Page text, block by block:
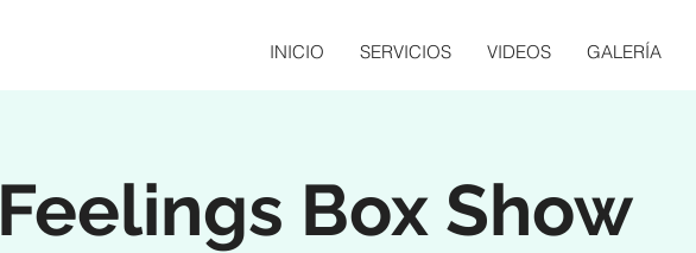
INICIO SERVICIOS VIDEOS GALERÍA
Feelings Box Show